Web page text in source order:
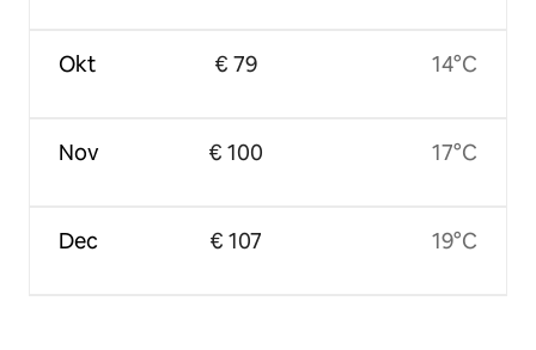
Okt
Nov
Dec
€ 79
€ 100
€ 107
14°C
17°C
19°C